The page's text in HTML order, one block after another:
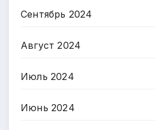
Сентябрь 2024
Август 2024
Июль 2024
Июнь 2024